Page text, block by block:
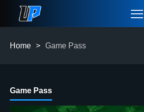
Home > Game Pass
Game Pass